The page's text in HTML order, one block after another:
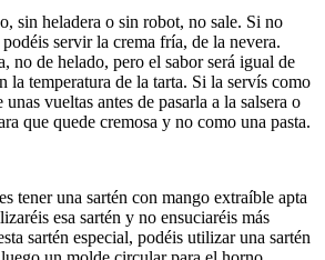
sin heladera o sin robot, no sale. Si no
servir la crema fría, de la nevera.
no de helado, pero el sabor será igual de
la temperatura de la tarta. Si la servís como
vueltas antes de pasarla a la salsera o
que quede cremosa y no como una pasta.
tener una sartén con mango extraíble apta
esa sartén y no ensuciaréis más
sartén especial, podéis utilizar una sartén